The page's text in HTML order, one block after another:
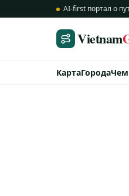
AI-first портал о
Vietnam
КартаГородаЧем